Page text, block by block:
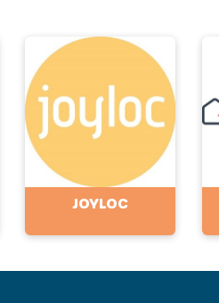
JOYLOC